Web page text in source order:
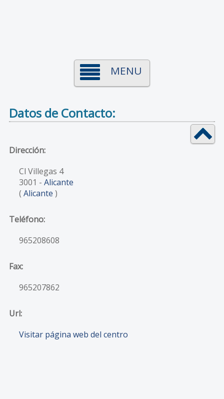
MENU
Datos de Contacto:
Dirección:
Cl Villegas 4
3001 - Alicante
( Alicante )
Teléfono:
965208608
Fax:
965207862
Url:
Visitar página web del centro